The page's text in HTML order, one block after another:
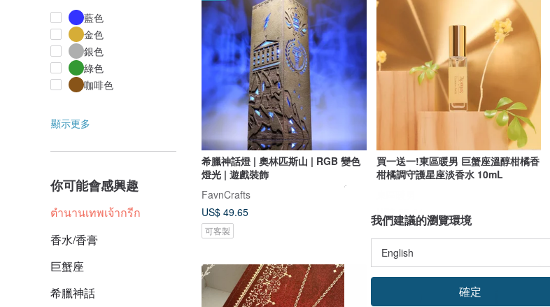
藍色
金色
銀色
綠色
咖啡色
顯示更多
你可能會感興趣
ตำนานเทพเจ้ากรีก
香水/香膏
巨蟹座
希臘神話
希臘神話燈 | 奧林匹斯山 | RGB 變色
燈光 | 遊戲裝飾
FavnCrafts
US$ 49.65
可客製
買一送一!東區暖男 巨蟹座溫醇柑橘香
柑橘調守護星座淡香水 10mL
US$ 35.64
我們建議的瀏覽環境
確定